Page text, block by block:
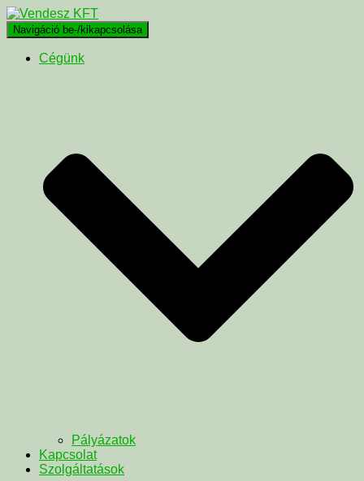
Navigáció be-/kikapcsolása
Cégünk
Pályázatok
Kapcsolat
Szolgáltatások